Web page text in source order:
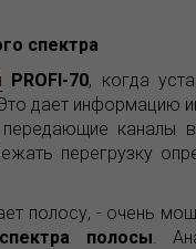
спектра
PROFI-70, когда
дает информацию
каналы
перегрузку
полосу, - очень
полосы.